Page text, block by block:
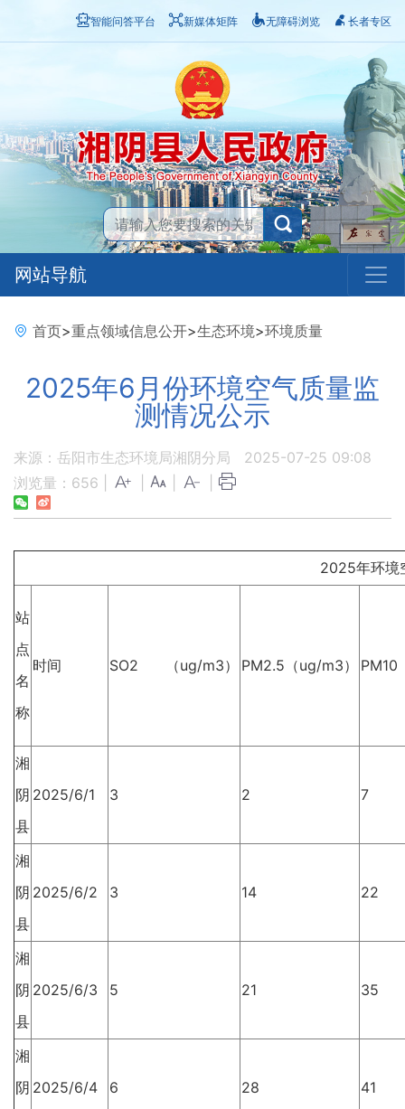
智能问答平台 新媒体矩阵 无障碍浏览 长者专区
网站导航
首页>重点领域信息公开>生态环境>环境质量
2025年6月份环境空气质量监
测情况公示
来源：岳阳市生态环境局湘阴分局
2025-07-25 09:08
浏览量： 656
2025年环境
站
点
名
称
时间 SO2 （ug/m3） PM2.5（ug/m3） PM10
湘
阴
县
2025/6/1 3 2 7
湘
阴
县
2025/6/2 3 14 22
湘
阴
县
2025/6/3 5 21 35
湘
阴 2025/6/4 6 28 41